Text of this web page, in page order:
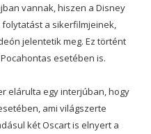
vannak, hiszen a Disney
a sikerfilmjeinek,
jelentetik meg. Ez történt
esetében is.
elárulta egy interjúban, hogy
ami világszerte
két Oscart is elnyert a